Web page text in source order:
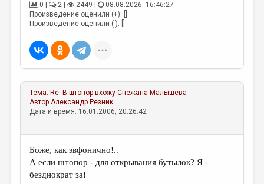
КНИЖНАЯ ПОЛКА
ОБЗОР ЛИТЕРАТУРЫ
СТРАНИЦЫ ПАМЯТИ
ОБЪЯВЛЕНИЯ
КОЛОНКА РЕДАКТОРА
РЕДКОЛЛЕГИЯ
ОТ РЕДАКЦИИ
МАЛАЯ ПРОЗА
ЭССЕИСТИКА
0 |
2 | 2449 |
08.08.2026. 16:46:27
Произведение оценили (+): []
Произведение оценили (-): []
Тема: Re: В штопор вхожу Снежана Малышева
АвторАлександр Резник
Дата и время: 16.01.2006, 20:26:42
Боже, как эвфонично!..
А если штопор - для открывания бутылок? Я -
безднократ за!